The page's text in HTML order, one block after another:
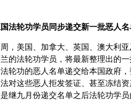
法轮功学员同步递交新一批恶人名
，美国、加拿大、英国、澳大利亚
的法轮功学员，将最新整理出的一
轮功的恶人名单递交给本国政府，
对这些恶人拒发签证、甚至冻结资
继九月份递交名单之后法轮功学员